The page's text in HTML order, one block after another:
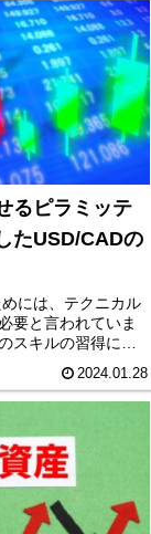
用したトレード事...
るピラミッテ
たUSD/CADの
には、テクニカル
要と言われていま
スキルの習得に
、現在練習ソフト
と大衆心理を利用
り組んでいます。
2024.01.28